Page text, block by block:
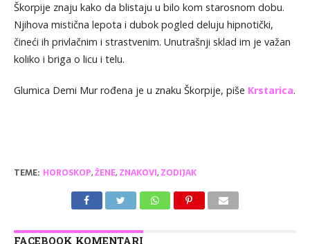
Škorpije znaju kako da blistaju u bilo kom starosnom dobu.
Njihova mistična lepota i dubok pogled deluju hipnotički,
čineći ih privlačnim i strastvenim. Unutrašnji sklad im je važan
koliko i briga o licu i telu.
Glumica Demi Mur rođena je u znaku Škorpije, piše Krstarica.
TEME: HOROSKOP,ŽENE, ZNAKOVI, ZODIJAK
FACEBOOK KOMENTARI